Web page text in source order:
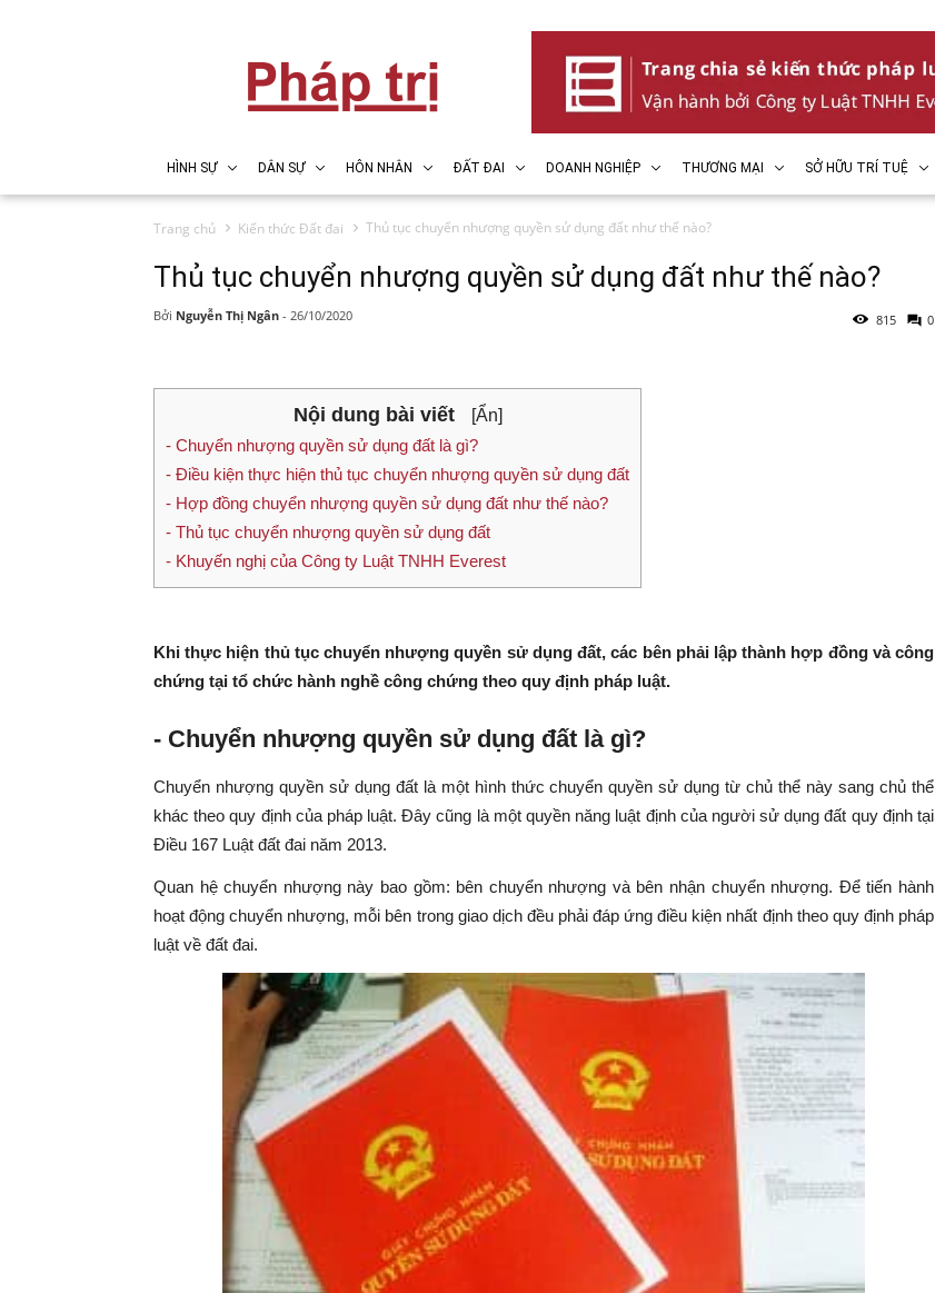
HÌNH SỰ DÂN SỰ HÔN NHÂN ĐẤT ĐAI DOANH NGHIỆP THƯƠNG MẠI SỞ HỮU TRÍ TUỆ
Trang chủ Kiến thức Đất đai Thủ tục chuyển nhượng quyền sử dụng đất như thế nào?
Thủ tục chuyển nhượng quyền sử dụng đất như thế nào?
Bởi Nguyễn Thị Ngân - 26/10/2020 815 0
Nội dung bài viết [Ẩn]
- Chuyển nhượng quyền sử dụng đất là gì?
- Điều kiện thực hiện thủ tục chuyển nhượng quyền sử dụng đất
- Hợp đồng chuyển nhượng quyền sử dụng đất như thế nào?
- Thủ tục chuyển nhượng quyền sử dụng đất
- Khuyến nghị của Công ty Luật TNHH Everest
Khi thực hiện thủ tục chuyển nhượng quyền sử dụng đất, các bên phải lập thành hợp đồng và công
chứng tại tổ chức hành nghề công chứng theo quy định pháp luật.
- Chuyển nhượng quyền sử dụng đất là gì?
Chuyển nhượng quyền sử dụng đất là một hình thức chuyển quyền sử dụng từ chủ thể này sang chủ thể
khác theo quy định của pháp luật. Đây cũng là một quyền năng luật định của người sử dụng đất quy định tại
Điều 167 Luật đất đai năm 2013.
Quan hệ chuyển nhượng này bao gồm: bên chuyển nhượng và bên nhận chuyển nhượng. Để tiến hành
hoạt động chuyển nhượng, mỗi bên trong giao dịch đều phải đáp ứng điều kiện nhất định theo quy định pháp
luật về đất đai.